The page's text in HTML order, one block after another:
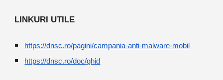
LINKURI UTILE
https://dnsc.ro/pagini/campania-anti-malware-mobil
https://dnsc.ro/doc/ghid